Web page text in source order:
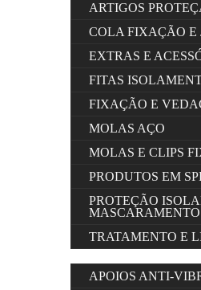
ARTIGOS
COLA FIXAÇÃO E
EXTRAS E
FITAS
FIXAÇÃO E
MOLAS AÇO
MOLAS E CLIPS
PRODUTOS EM
PROTEÇÃO
MASCARAMENTO
TRATAMENTO E
APOIOS ANTI-